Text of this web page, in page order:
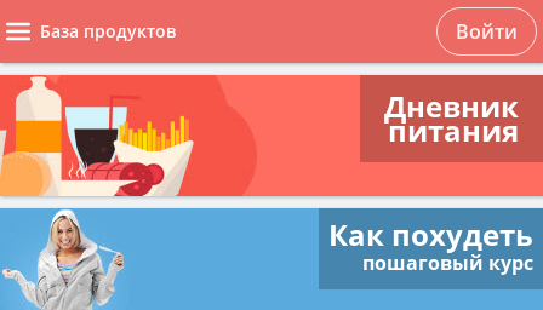
База продуктов Войти
Дневник
питания
Как похудеть
пошаговый курс